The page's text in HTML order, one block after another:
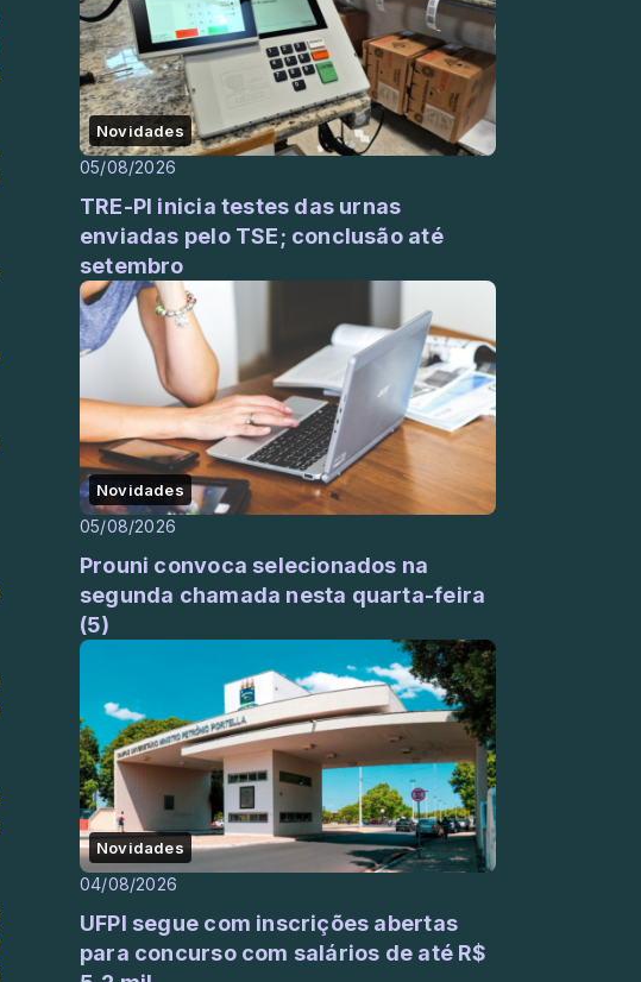
Novidades
05/08/2026
TRE-PI inicia testes das urnas
enviadas pelo TSE; conclusão até
setembro
Novidades
05/08/2026
Prouni convoca selecionados na
segunda chamada nesta quarta-feira
(5)
Novidades
04/08/2026
UFPI segue com inscrições abertas
para concurso com salários de até R$